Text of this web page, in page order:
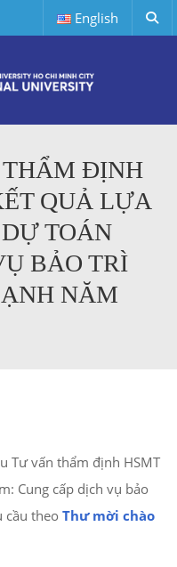
English
ĐỊNH
QUẢ LỰA
TOÁN
BẢO TRÌ
NĂM
Tư vấn thẩm định HSMT
Cung cấp dịch vụ bảo
cầu theo Thư mời chào